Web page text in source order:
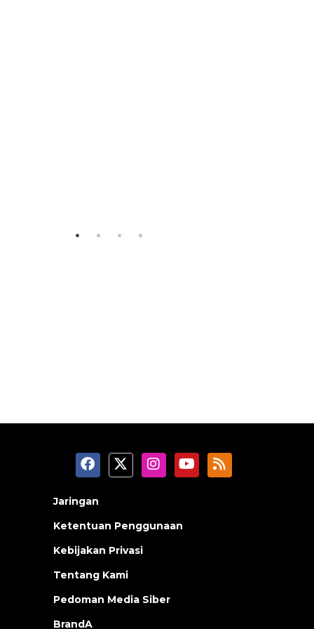
Jaringan
Ketentuan Penggunaan
Kebijakan Privasi
Tentang Kami
Pedoman Media Siber
BrandA